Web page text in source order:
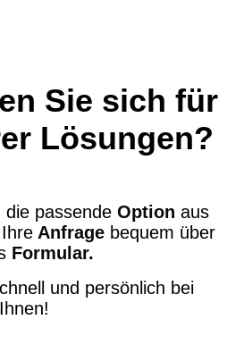
Sie sich für
Lösungen?
die passende Option aus
Anfrage bequem über
Formular.
und persönlich bei
Ihnen!